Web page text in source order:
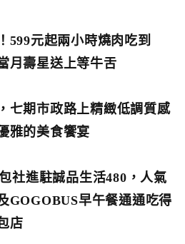
599元起兩小時燒肉吃到
月壽星送上等牛舌
七期市政路上精緻低調質感
雅的美食饗宴
社進駐誠品生活480，人氣
GOGOBUS早午餐通通吃得
店